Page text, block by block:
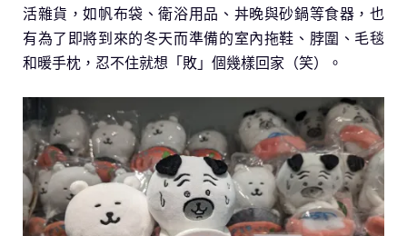
活雜貨，如帆布袋、衛浴用品、丼晚與砂鍋等食器，也
有為了即將到來的冬天而準備的室內拖鞋、脖圍、毛毯
和暖手枕，忍不住就想「敗」個幾樣回家（笑）。